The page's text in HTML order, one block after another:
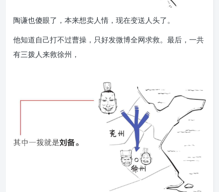
陶谦也傻眼了，本来想卖人情，现在变送人头了。
他知道自己打不过曹操，只好发微博全网求救。最后，一共
有三拨人来救徐州，